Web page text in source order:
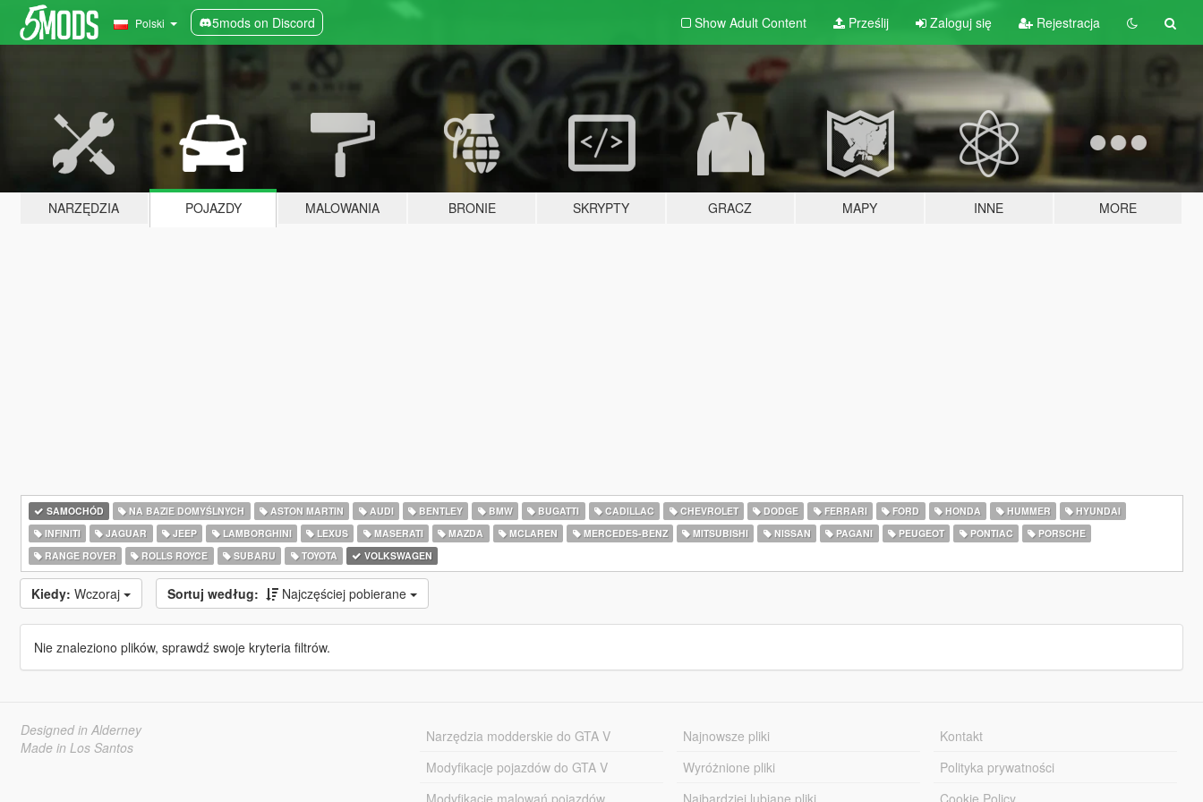
Polski 5mods on Discord Show Adult Content Prześlij Zaloguj się Rejestracja
NARZĘDZIA POJAZDY MALOWANIA BRONIE SKRYPTY GRACZ MAPY INNE MORE
SAMOCHÓD NA BAZIE DOMYŚLNYCH ASTON MARTIN AUDI BENTLEY BMW BUGATTI CADILLAC CHEVROLET DODGE FERRARI FORD HONDA HUMMER
HYUNDAI
INFINITI
JAGUAR JEEP LAMBORGHINI LEXUS MASERATI MAZDA MCLAREN MERCEDES-BENZ MITSUBISHI NISSAN PAGANI PEUGEOT PONTIAC
PORSCHE
RANGE ROVER
ROLLS ROYCE SUBARU TOYOTA VOLKSWAGEN
Kiedy: Wczoraj Sortuj według: Najczęściej pobierane
Nie znaleziono plików, sprawdź swoje kryteria filtrów.
Designed in Alderney
Made in Los Santos
Narzędzia modderskie do GTA V
Modyfikacje pojazdów do GTA V
Modyfikacje malowań pojazdów
Najnowsze pliki
Wyróżnione pliki
Najbardziej lubiane pliki
Kontakt
Polityka prywatności
Cookie Policy